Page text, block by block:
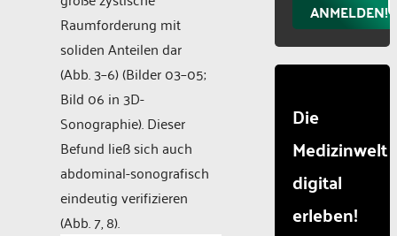
Raumforderung mit
soliden Anteilen dar
(Abb. 3–6) (Bilder 03–05;
Bild 06 in 3D-
Sonographie). Dieser
Befund ließ sich auch
abdominal-sonografisch
eindeutig verifizieren
(Abb. 7, 8).
ANMELDEN!
Die
Medizinwelt
digital
erleben!